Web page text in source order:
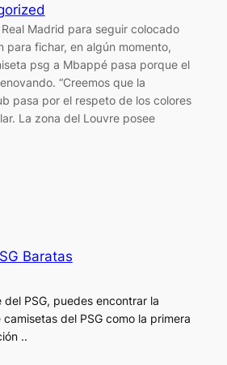
Madrid para seguir colocado
para fichar, en algún momento,
psg a Mbappé pasa porque el
“Creemos que la
pasa por el respeto de los colores
La zona del Louvre posee
Baratas
del PSG, puedes encontrar la
del PSG como la primera
..